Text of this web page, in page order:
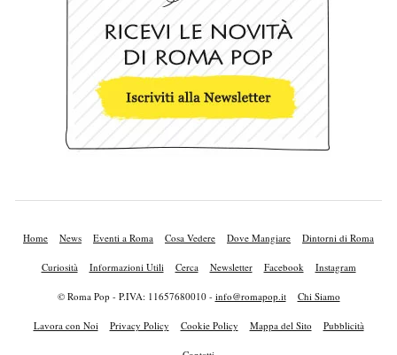
Home News Eventi a Roma Cosa Vedere Dove Mangiare Dintorni di Roma
Curiosità Informazioni Utili Cerca Newsletter Facebook Instagram
© Roma Pop - P.IVA: 11657680010 - info@romapop.it Chi Siamo
Lavora con Noi Privacy Policy Cookie Policy Mappa del Sito Pubblicità